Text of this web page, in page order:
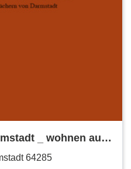
_ wohnen auf
64285